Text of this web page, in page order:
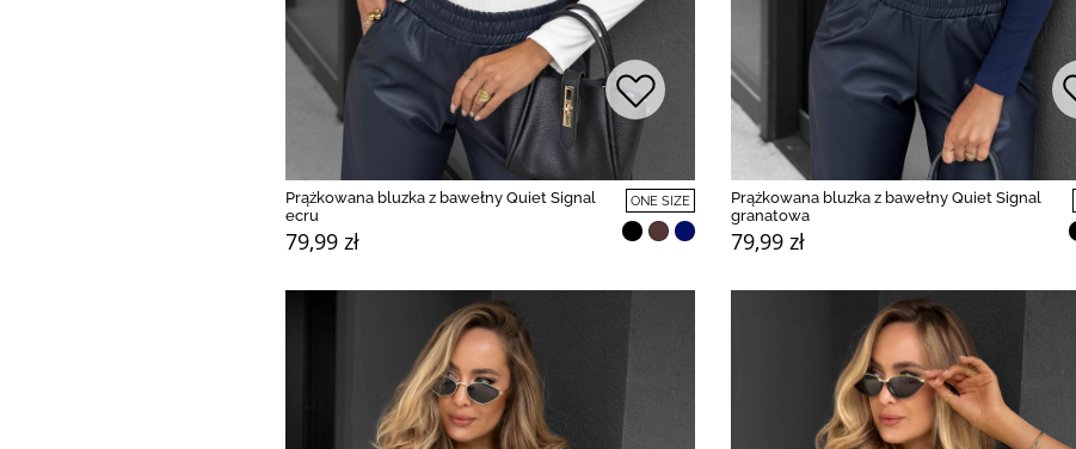
Prążkowana bluzka z bawełny Quiet Signal
ecru
79,99 zł
ONE SIZE
Prążkowana bluzka z bawełny Quiet Signal
granatowa
79,99 zł